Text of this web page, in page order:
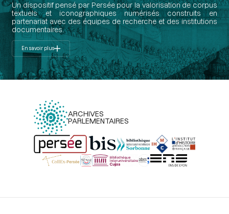
Un dispositif pensé par Persée pour la valorisation de corpus
textuels et iconographiques numérisés construits en
partenariat avec des équipes de recherche et des institutions
documentaires.
En savoir plus
ARCHIVES
PARLEMENTAIRES
Menu